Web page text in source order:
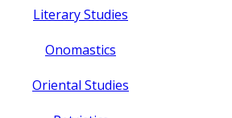
Literary Studies
Onomastics
Oriental Studies